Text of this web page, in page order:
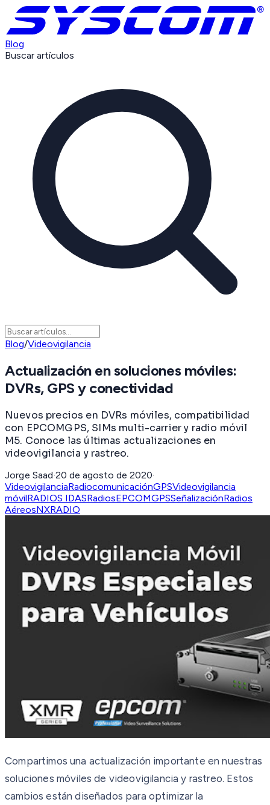
Blog
Buscar artículos
Blog/Videovigilancia
Actualización en soluciones móviles:
DVRs, GPS y conectividad
Nuevos precios en DVRs móviles, compatibilidad
con EPCOMGPS, SIMs multi-carrier y radio móvil
M5. Conoce las últimas actualizaciones en
videovigilancia y rastreo.
Jorge Saad·20 de agosto de 2020·
VideovigilanciaRadiocomunicaciónGPSVideovigilancia
móvilRADIOS IDASRadiosEPCOMGPSSeñalizaciónRadios
AéreosNXRADIO
Compartimos una actualización importante en nuestras
soluciones móviles de videovigilancia y rastreo. Estos
cambios están diseñados para optimizar la